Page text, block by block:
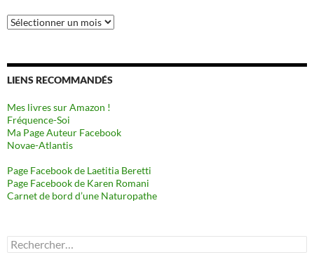
Archives
LIENS RECOMMANDÉS
Mes livres sur Amazon !
Fréquence-Soi
Ma Page Auteur Facebook
Novae-Atlantis
Page Facebook de Laetitia Beretti
Page Facebook de Karen Romani
Carnet de bord d’une Naturopathe
Rechercher :